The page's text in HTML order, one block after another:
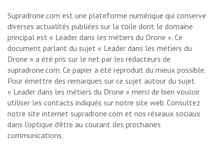
Supradrone.com est une plateforme numérique qui conserve
diverses actualités publiées sur la toile dont le domaine
principal est « Leader dans les métiers du Drone ». Ce
document parlant du sujet « Leader dans les métiers du
Drone » a été pris sur le net par les rédacteurs de
supradrone.com. Ce papier a été reproduit du mieux possible.
Pour émettre des remarques sur ce sujet autour du sujet
« Leader dans les métiers du Drone » merci de bien vouloir
utiliser les contacts indiqués sur notre site web. Consultez
notre site internet supradrone.com et nos réseaux sociaux
dans l’optique d’être au courant des prochaines
communications.